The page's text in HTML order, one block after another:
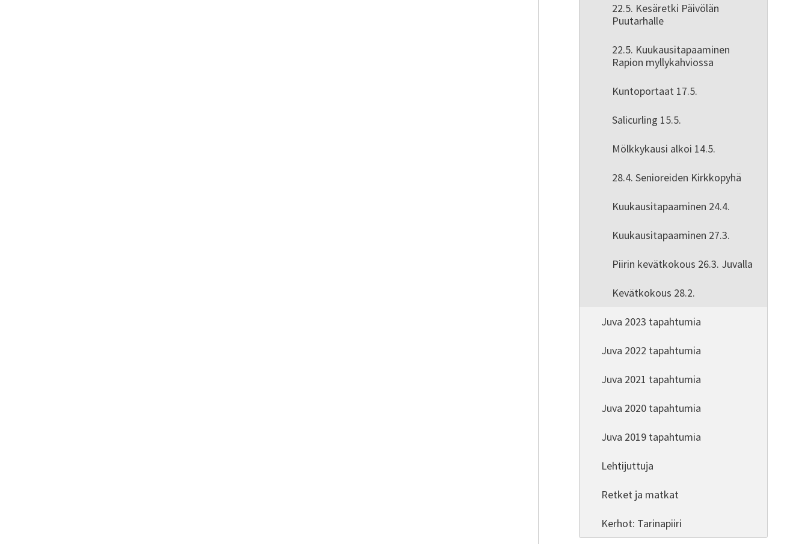
22.5. Kesäretki Päivölän
Puutarhalle
22.5. Kuukausitapaaminen
Rapion myllykahviossa
Kuntoportaat 17.5.
Salicurling 15.5.
Mölkkykausi alkoi 14.5.
28.4. Senioreiden Kirkkopyhä
Kuukausitapaaminen 24.4.
Kuukausitapaaminen 27.3.
Piirin kevätkokous 26.3. Juvalla
Kevätkokous 28.2.
Juva 2023 tapahtumia
Juva 2022 tapahtumia
Juva 2021 tapahtumia
Juva 2020 tapahtumia
Juva 2019 tapahtumia
Lehtijuttuja
Retket ja matkat
Kerhot: Tarinapiiri